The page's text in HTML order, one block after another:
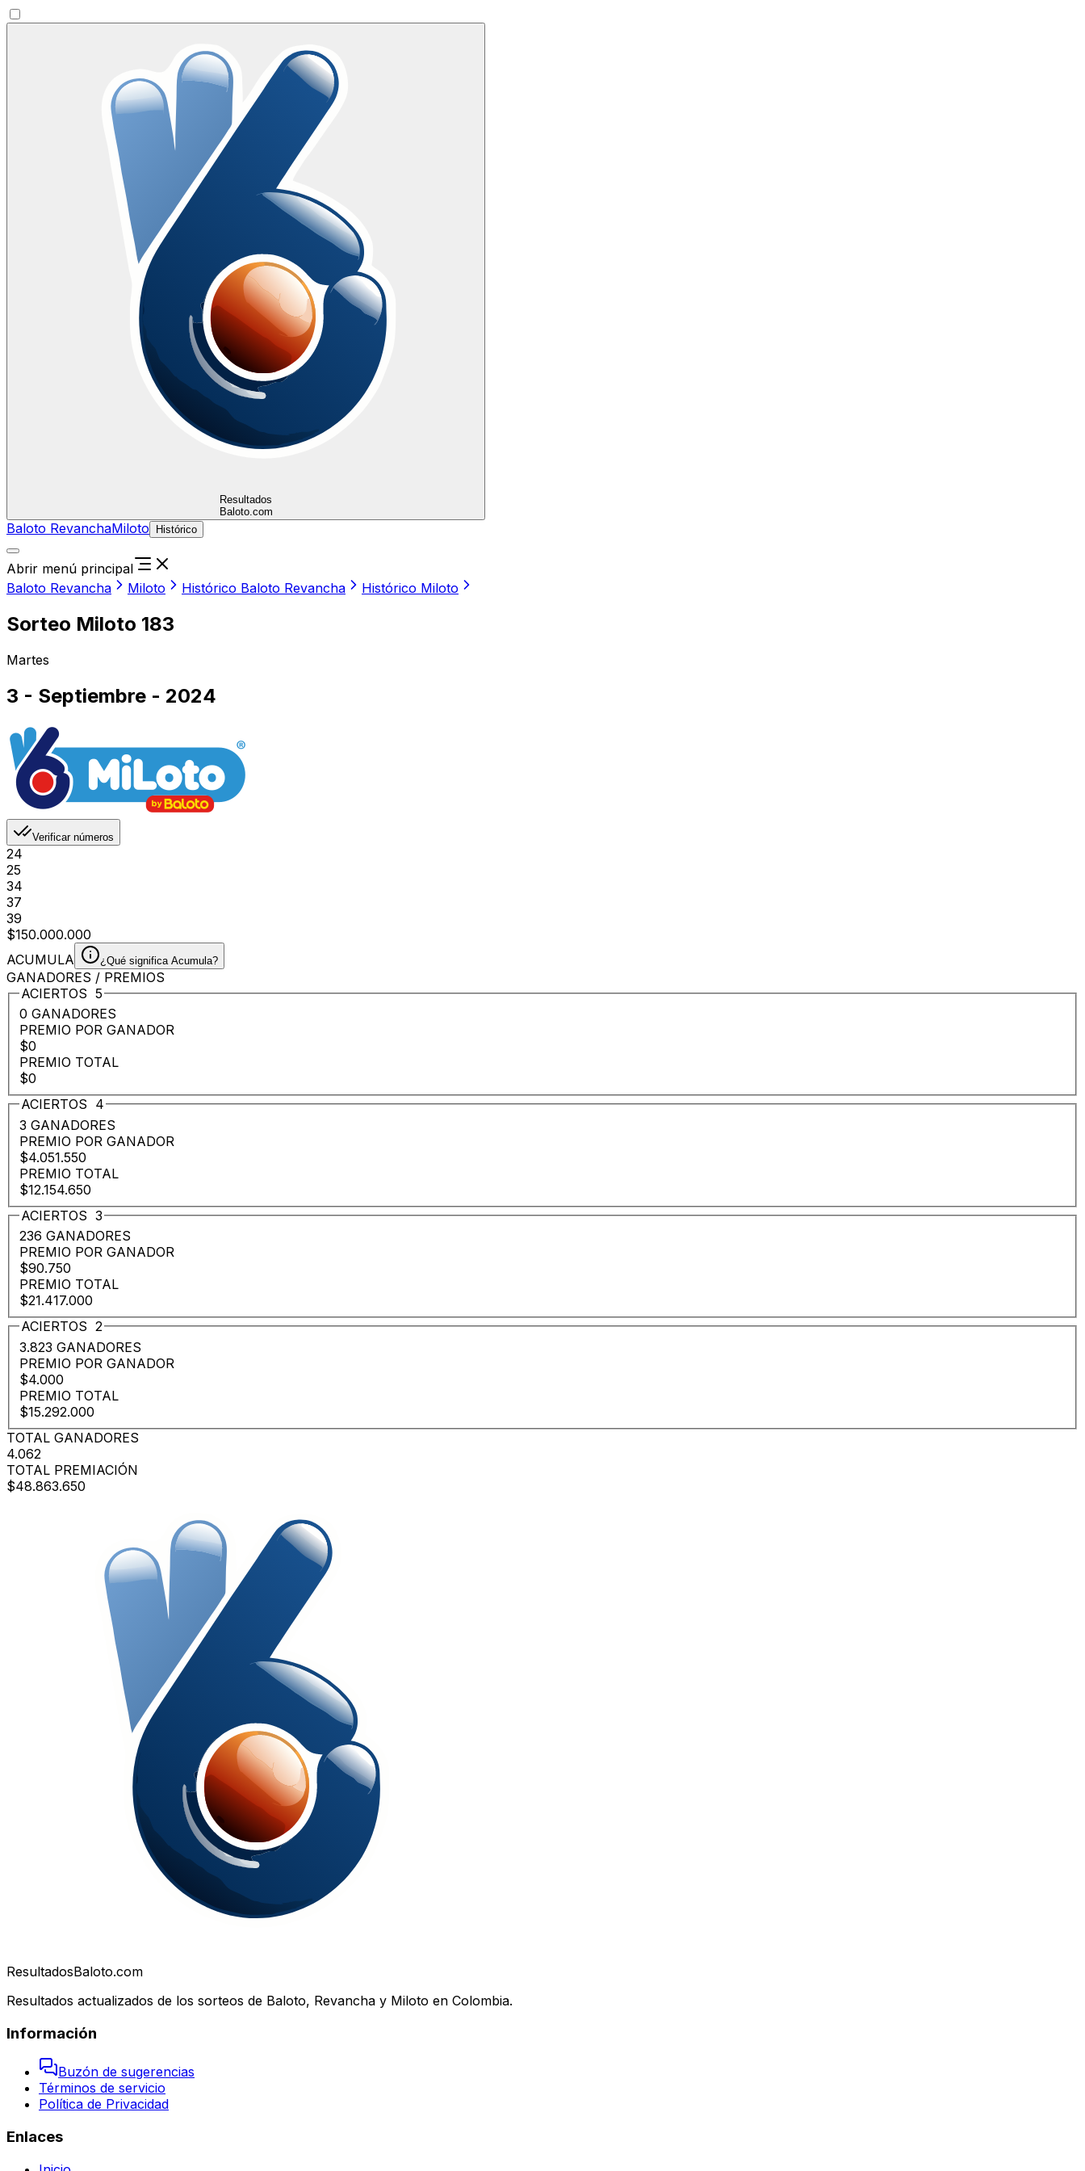
Resultados
Baloto.com
Baloto RevanchaMiloto Histórico
Abrir menú principal
Baloto Revancha
Miloto Histórico Baloto Revancha Histórico Miloto
Sorteo Miloto 183
Martes
3 - Septiembre - 2024
Verificar números
24
25
34
37
39
$150.000.000
ACUMULA
¿Qué significa Acumula?
GANADORES / PREMIOS
ACIERTOS 5
0 GANADORES
PREMIO POR GANADOR
$0
PREMIO TOTAL
$0
ACIERTOS 4
3 GANADORES
PREMIO POR GANADOR
$4.051.550
PREMIO TOTAL
$12.154.650
ACIERTOS 3
236 GANADORES
PREMIO POR GANADOR
$90.750
PREMIO TOTAL
$21.417.000
ACIERTOS 2
3.823 GANADORES
PREMIO POR GANADOR
$4.000
PREMIO TOTAL
$15.292.000
TOTAL GANADORES
4.062
TOTAL PREMIACIÓN
$48.863.650
ResultadosBaloto.com
Resultados actualizados de los sorteos de Baloto, Revancha y Miloto en Colombia.
Información
Buzón de sugerencias
Términos de servicio
Política de Privacidad
Enlaces